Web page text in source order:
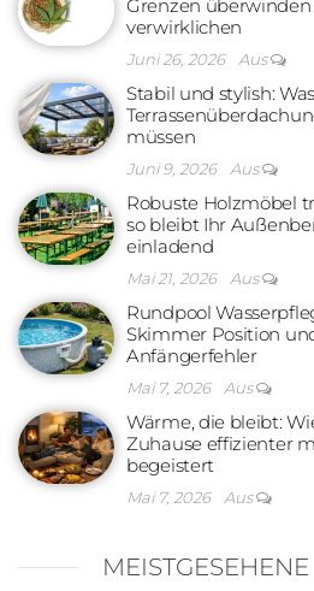
Grenzen
verwirklichen
Juni 26, 2026 Aus
Stabil und stylish: Was
müssen
Juni 9, 2026 Aus
Robuste Holzmöbel
so bleibt Ihr
einladend
Mai 21, 2026 Aus
Rundpool
Skimmer Position
Anfängerfehler
Mai 7, 2026 Aus
Wärme, die bleibt:
Zuhause effizienter
begeistert
Mai 7, 2026 Aus